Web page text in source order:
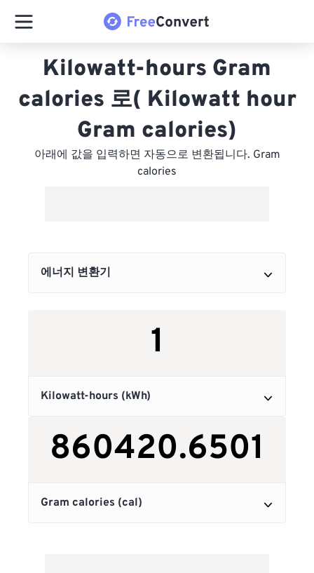
Kilowatt-hours Gram
calories 로( Kilowatt hour
Gram calories)
아래에 값을 입력하면 자동으로 변환됩니다. Gram
calories